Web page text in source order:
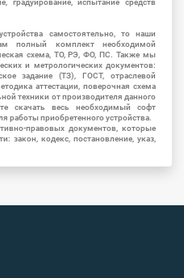
градуирование, испытание средств
самостоятельно, то наши
полный комплект необходимой
схема, ТО, РЭ, ФО, ПС. Также мы
и метрологических документов:
задание (ТЗ), ГОСТ, отраслевой
аттестации, поверочная схема
техники от производителя данного
скачать весь необходимый софт
работы приобретенного устройства.
правовых документов, которые
закон, кодекс, постановление, указ,